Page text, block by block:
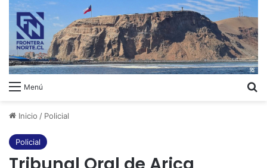
Menú
Inicio / Policial
Policial